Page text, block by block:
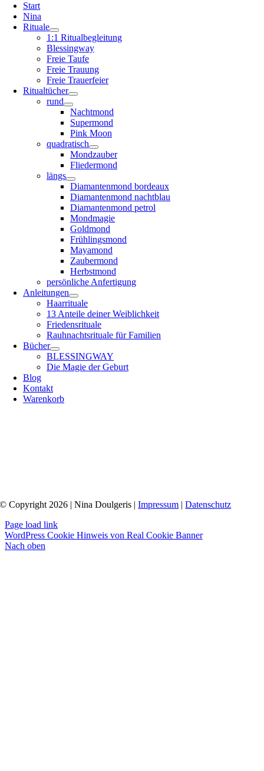
Start
Nina
Rituale
1:1 Ritualbegleitung
Blessingway
Freie Taufe
Freie Trauung
Freie Trauerfeier
Ritualtücher
rund
Nachtmond
Supermond
Pink Moon
quadratisch
Mondzauber
Fliedermond
längs
Diamantenmond bordeaux
Diamantenmond nachtblau
Diamantenmond petrol
Mondmagie
Goldmond
Frühlingsmond
Mayamond
Zaubermond
Herbstmond
persönliche Anfertigung
Anleitungen
Haarrituale
13 Anteile deiner Weiblichkeit
Friedensrituale
Rauhnachtsrituale für Familien
Bücher
BLESSINGWAY
Die Magie der Geburt
Blog
Kontakt
Warenkorb
© Copyright 2026 | Nina Doulgeris |Impressum |Datenschutz
Page load link
WordPress Cookie Hinweis von Real Cookie Banner
Nach oben